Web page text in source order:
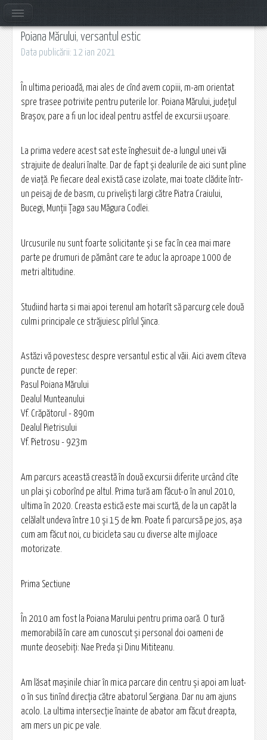
Poiana Mărului, versantul estic
Data publicării: 12 ian 2021
În ultima perioadă, mai ales de cînd avem copiii, m-am orientat
spre trasee potrivite pentru puterile lor. Poiana Mărului, județul
Brașov, pare a fi un loc ideal pentru astfel de excursii ușoare.
La prima vedere acest sat este înghesuit de-a lungul unei văi
strajuite de dealuri înalte. Dar de fapt și dealurile de aici sunt pline
de viață. Pe fiecare deal există case izolate, mai toate clădite într-
un peisaj de de basm, cu priveliști largi către Piatra Craiului,
Bucegi, Munții Țaga sau Măgura Codlei.
Urcusurile nu sunt foarte solicitante și se fac în cea mai mare
parte pe drumuri de pământ care te aduc la aproape 1000 de
metri altitudine.
Studiind harta si mai apoi terenul am hotarît să parcurg cele două
culmi principale ce străjuiesc pîrîul Șinca.
Astăzi vă povestesc despre versantul estic al văii. Aici avem cîteva
puncte de reper:
Pasul Poiana Mărului
Dealul Munteanului
Vf. Crăpătorul - 890m
Dealul Pietrisului
Vf. Pietrosu - 923m
Am parcurs această creastă în două excursii diferite urcând cîte
un plai și coborînd pe altul. Prima tură am făcut-o în anul 2010,
ultima în 2020. Creasta estică este mai scurtă, de la un capăt la
celălalt undeva între 10 și 15 de km. Poate fi parcursă pe jos, așa
cum am făcut noi, cu bicicleta sau cu diverse alte mijloace
motorizate.
Prima Sectiune
În 2010 am fost la Poiana Marului pentru prima oară. O tură
memorabilă în care am cunoscut și personal doi oameni de
munte deosebiți: Nae Preda și Dinu Mititeanu.
Am lăsat mașinile chiar în mica parcare din centru și apoi am luat-
o în sus tinînd direcția către abatorul Sergiana. Dar nu am ajuns
acolo. La ultima intersecție înainte de abator am făcut dreapta,
am mers un pic pe vale.